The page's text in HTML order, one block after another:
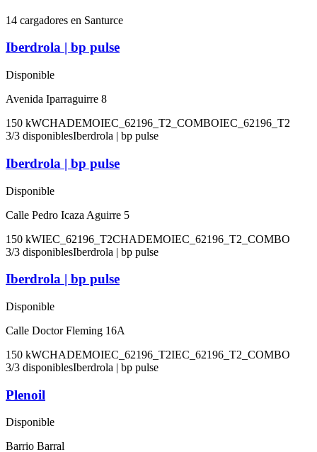
14 cargadores en Santurce
Iberdrola | bp pulse
Disponible
Avenida Iparraguirre 8
150 kWCHADEMOIEC_62196_T2_COMBOIEC_62196_T2
3/3 disponiblesIberdrola | bp pulse
Iberdrola | bp pulse
Disponible
Calle Pedro Icaza Aguirre 5
150 kWIEC_62196_T2CHADEMOIEC_62196_T2_COMBO
3/3 disponiblesIberdrola | bp pulse
Iberdrola | bp pulse
Disponible
Calle Doctor Fleming 16A
150 kWCHADEMOIEC_62196_T2IEC_62196_T2_COMBO
3/3 disponiblesIberdrola | bp pulse
Plenoil
Disponible
Barrio Barral